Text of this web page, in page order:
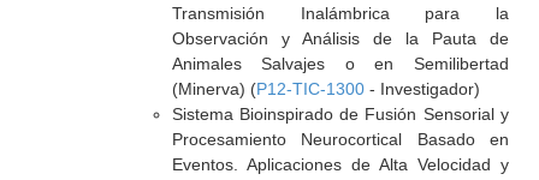
Transmisión Inalámbrica para la
Observación y Análisis de la Pauta de
Animales Salvajes o en Semilibertad
(Minerva) (P12-TIC-1300- Investigador)
Sistema Bioinspirado de Fusión Sensorial y
Procesamiento Neurocortical Basado en
Eventos. Aplicaciones de Alta Velocidad y